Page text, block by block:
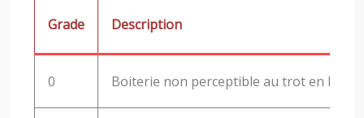
Grade Description
0 Boiterie non perceptible au trot en ligne